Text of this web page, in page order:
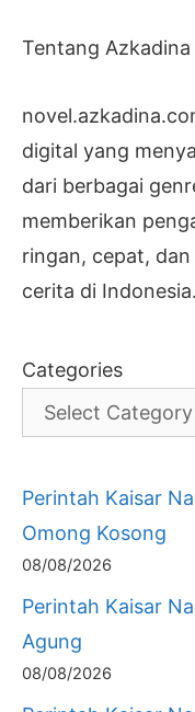
Tentang Azkadina
digital yang
dari berbagai
memberikan
ringan, cepat,
cerita di Indonesia.
Categories
Perintah Kaisar
Omong Kosong
08/08/2026
Perintah Kaisar
Agung
08/08/2026